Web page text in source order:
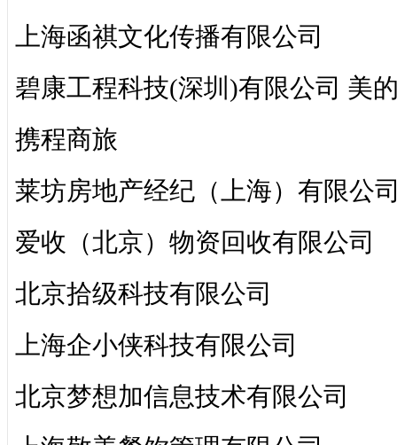
上海函祺文化传播有限公司
碧康工程科技(深圳)有限公司 美
携程商旅
莱坊房地产经纪（上海）有限公
爱收（北京）物资回收有限公司
北京拾级科技有限公司
上海企小侠科技有限公司
北京梦想加信息技术有限公司